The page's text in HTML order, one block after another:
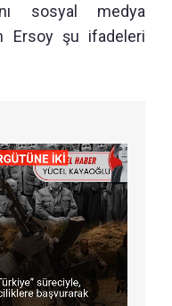
sosyal medya
Ersoy şu ifadeleri